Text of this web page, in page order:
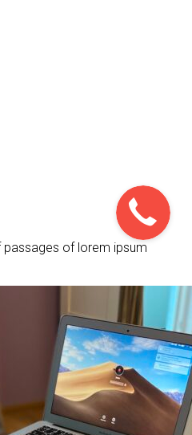
of lorem ipsum